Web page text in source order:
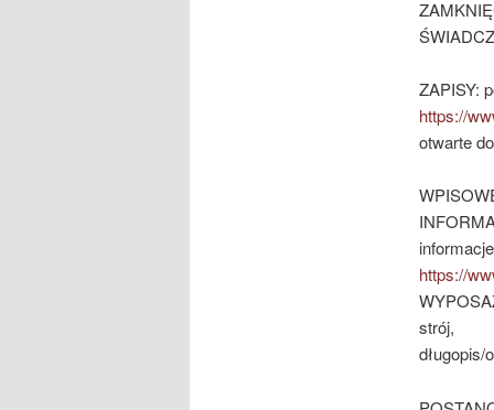
ZAPISY:
https://
otwarte
https://
strój,
długopis/